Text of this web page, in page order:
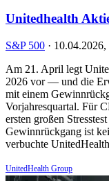
Unitedhealth
S&P 500 ·
Am 21. April legt
2026 vor — und die
mit einem
Vorjahresquartal. Für
ersten großen
Gewinnrückgang ist
verbuchte
UnitedHealth Group